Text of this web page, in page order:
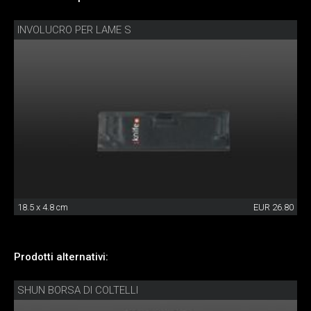
INVOLUCRO PER LAME S
18.5 x 4.8 cm EUR 26.80
Prodotti alternativi:
SHUN BORSA DI COLTELLI